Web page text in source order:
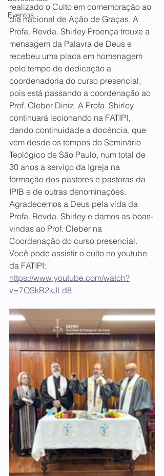
Eventos
realizado o Culto em comemoração ao
dia nacional de Ação de Graças. A
Profa. Revda. Shirley Proença trouxe a
mensagem da Palavra de Deus e
recebeu uma placa em homenagem
pelo tempo de dedicação a
coordenadoria do curso presencial,
pois está passando a coordenação ao
Prof. Cleber Diniz. A Profa. Shirley
continuará lecionando na FATIPI,
dando continuidade a docência, que
vem desde os tempos do Seminário
Teológico de São Paulo, num total de
30 anos a serviço da Igreja na
formação dos pastores e pastoras da
IPIB e de outras denominações.
Agradecemos a Deus pela vida da
Profa. Revda. Shirley e damos as boas-
vindas ao Prof. Cleber na
Coordenação do curso presencial.
Você pode assistir o culto no youtube
da FATIPI:
https://www.youtube.com/watch?
v=7OSkR2kJLd8